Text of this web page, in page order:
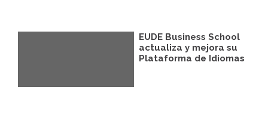
EUDE Business School
actualiza y mejora su
Plataforma de Idiomas